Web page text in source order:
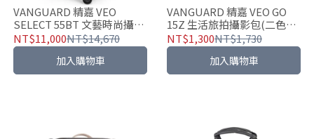
VANGUARD 精嘉 VEO
SELECT 55BT 文藝時尚攝影
包(二色可選)
NT$11,000NT$14,670
加入購物車
VANGUARD 精嘉 VEO GO
15Z 生活旅拍攝影包(二色可
選)
NT$1,300NT$1,730
加入購物車